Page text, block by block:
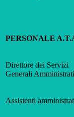
PERSONALE
Direttore dei Servizi
Generali
Assistenti